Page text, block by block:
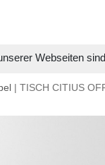
Webseiten
| TISCH CITIUS